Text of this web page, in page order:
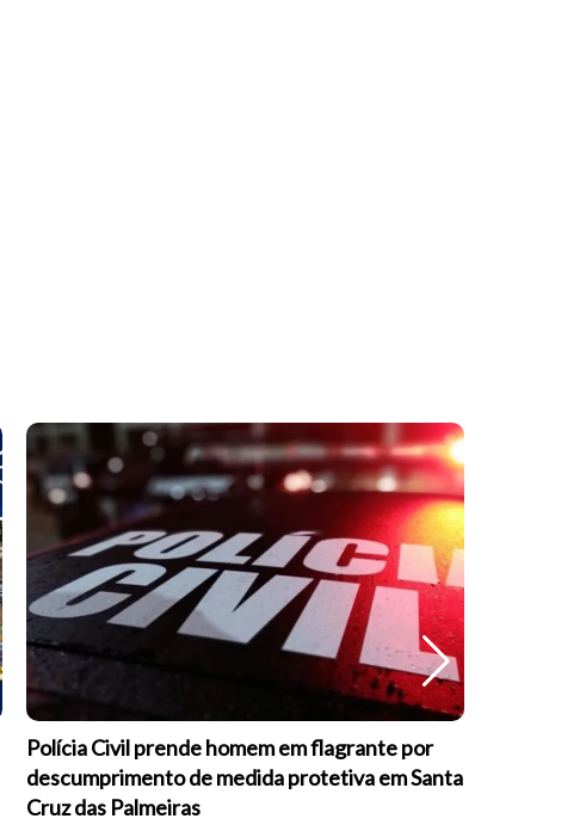
Polícia Civil prende homem em flagrante por
descumprimento de medida protetiva em Santa
Cruz das Palmeiras